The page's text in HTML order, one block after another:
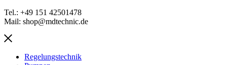
Tel.: +49 151 42501478
Mail: shop@mdtechnic.de
Regelungstechnik